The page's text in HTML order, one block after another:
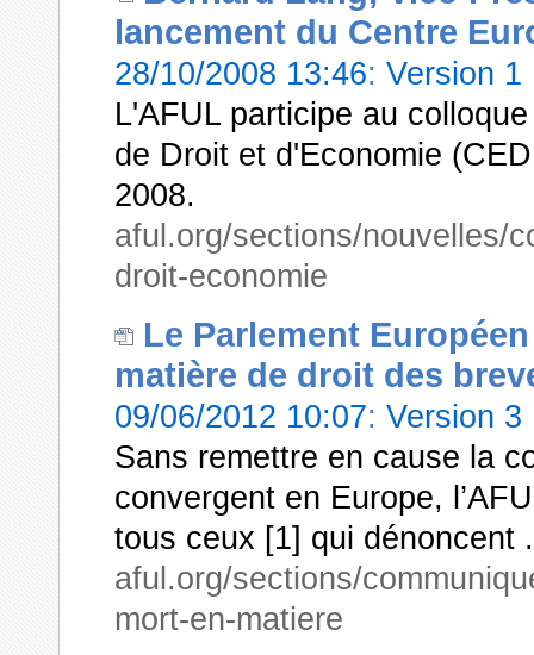
lancement du Centre
28/10/2008 13:46: Version
L'AFUL participe au
de Droit et d'Economie
2008.
aful.org/sections/nouvelles/
droit-economie
Le Parlement
matière de droit des
09/06/2012 10:07: Version
Sans remettre en cause la
convergent en Europe,
tous ceux [1] qui dénoncent
aful.org/sections/
mort-en-matiere